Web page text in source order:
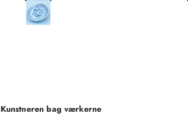
Sterlingsølv
Kunstneren bag værkerne